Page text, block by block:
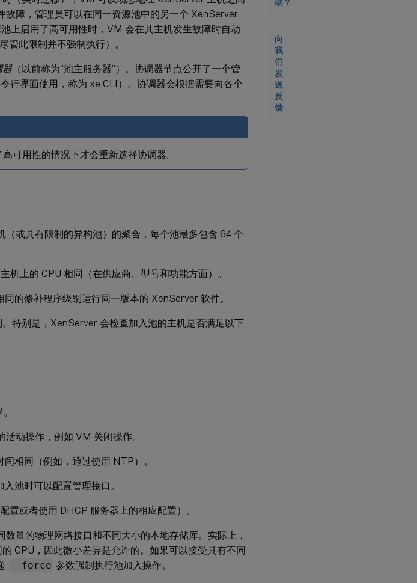
障，管理员可以在同一资源池中的另一个 XenServer
上启用了高可用性时，VM 会在其主机发生故障时自动
管此限制并不强制执行）。
器（以前称为“池主服务器”）。协调器节点公开了一个管
行界面使用，称为 xe CLI）。协调器会根据需要向各个
可用性的情况下才会重新选择协调器。
或具有限制的异构池）的聚合，每个池最多包含 64 个
机上的 CPU 相同（在供应商、型号和功能方面）。
的修补程序级别运行同一版本的 XenServer 软件。
特别是，XenServer 会检查加入池的主机是否满足以下
动操作，例如 VM 关闭操作。
相同（例如，通过使用 NTP）。
池时可以配置管理接口。
置或者使用 DHCP 服务器上的相应配置）。
量的物理网络接口和不同大小的本地存储库。实际上，
CPU，因此微小差异是允许的。如果可以接受具有不同
--force 参数强制执行池加入操作。
创
源
池
使
用
xe
CLI
助？
向
我
们
发
送
反
馈